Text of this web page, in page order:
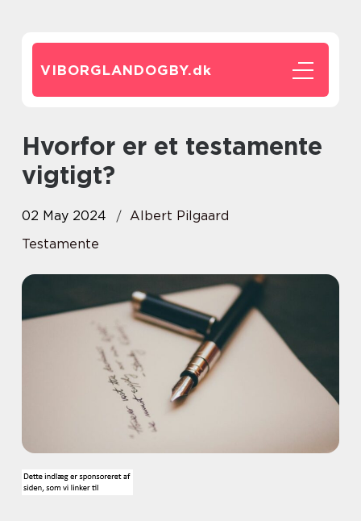
VIBORGLANDOGBY.dk
Hvorfor er et testamente
vigtigt?
02 May 2024
Albert Pilgaard
Testamente